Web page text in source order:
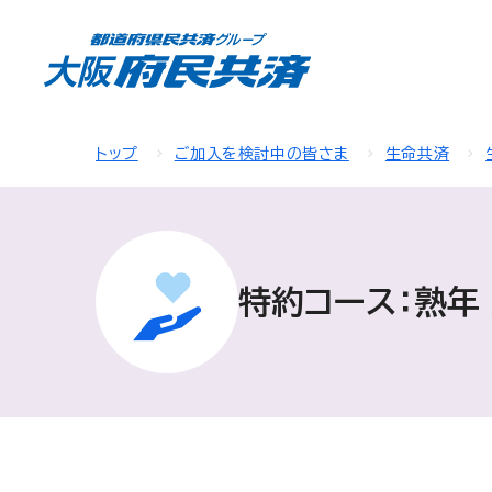
トップ ご加入を検討中の皆さま 生命共済
特約コース：熟